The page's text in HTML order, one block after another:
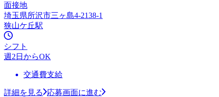
面接地
埼玉県所沢市三ヶ島4-2138-1
狭山ケ丘駅
シフト
週2日からOK
交通費支給
詳細を見る
応募画面に進む